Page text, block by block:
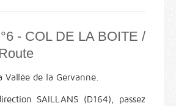
- COL DE LA BOITE /
Vallée de la Gervanne.
SAILLANS (D164), passez